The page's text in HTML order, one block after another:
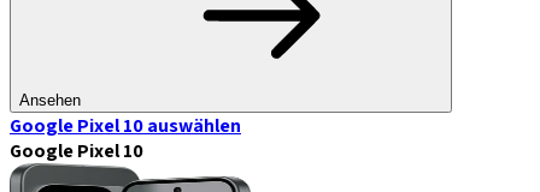
Ansehen
Google Pixel 10auswählen
Google Pixel 10